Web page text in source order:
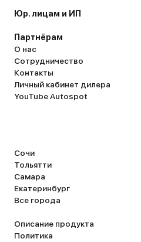
Юр. лицам и ИП
Партнёрам
О нас
Сотрудничество
Контакты
Личный кабинет дилера
YouTube Autospot
Сочи
Тольятти
Самара
Екатеринбург
Все города
Описание продукта
Политика